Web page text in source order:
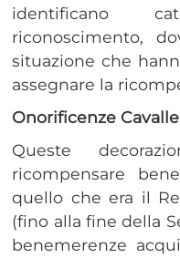
identificano
riconoscimento,
situazione che
assegnare la
Onorificenze
Queste
ricompensare
quello che era il
(fino alla fine della
benemerenze